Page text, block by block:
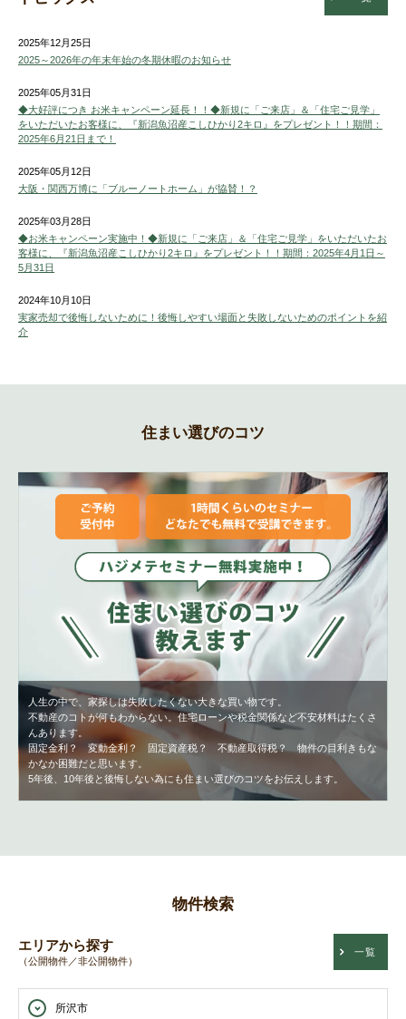
2025年12月25日
2025～2026年の年末年始の冬期休暇のお知らせ
2025年05月31日
◆大好評につき お米キャンペーン延長！！◆新規に「ご来店」＆「住宅ご見学」
をいただいたお客様に、『新潟魚沼産こしひかり2キロ』をプレゼント！！期間：
2025年6月21日まで！
2025年05月12日
大阪・関西万博に「ブルーノートホーム」が協賛！？
2025年03月28日
◆お米キャンペーン実施中！◆新規に「ご来店」＆「住宅ご見学」をいただいたお
客様に、『新潟魚沼産こしひかり2キロ』をプレゼント！！期間：2025年4月1日～
5月31日
2024年10月10日
実家売却で後悔しないために！後悔しやすい場面と失敗しないためのポイントを紹
介
住まい選びのコツ
人生の中で、家探しは失敗したくない大きな買い物です。
不動産のコトが何もわからない。住宅ローンや税金関係など不安材料はたくさ
んあります。
固定金利？ 変動金利？ 固定資産税？ 不動産取得税？ 物件の目利きもな
かなか困難だと思います。
5年後、10年後と後悔しない為にも住まい選びのコツをお伝えします。
物件検索
エリアから探す
（公開物件／非公開物件）
一覧
所沢市